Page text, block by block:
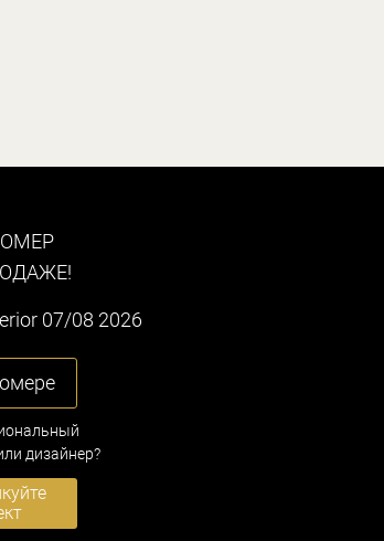
07/08 2026
дизайнер?